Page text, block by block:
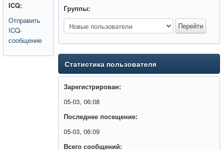
ICQ:
Отправить
ICQ-
сообщение
Группы:
Статистика пользователя
Зарегистрирован:
05-03, 06:08
Последнее посещение:
05-03, 06:09
Всего сообщений: